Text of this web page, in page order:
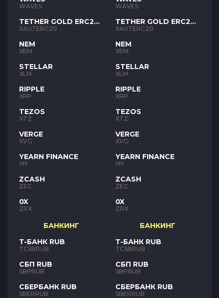
WAVES
TETHER GOLD ERC20
XAUT
XAUTERC20
NEM
XEM
STELLAR
XLM
RIPPLE
XRP
TEZOS
XTZ
VERGE
XVG
YEARN FINANCE
YFI
ZCASH
ZEC
0X
ZRX
БАНКИНГ
Т-БАНК RUB
TCSBRUB
СБП RUB
SBPRUB
СБЕРБАНК RUB
SBERRUB
WAVES
TETHER GOLD ERC20
XAUT
XAUTERC20
NEM
XEM
STELLAR
XLM
RIPPLE
XRP
TEZOS
XTZ
VERGE
XVG
YEARN FINANCE
YFI
ZCASH
ZEC
0X
ZRX
БАНКИНГ
Т-БАНК RUB
TCSBRUB
СБП RUB
SBPRUB
СБЕРБАНК RUB
SBERRUB